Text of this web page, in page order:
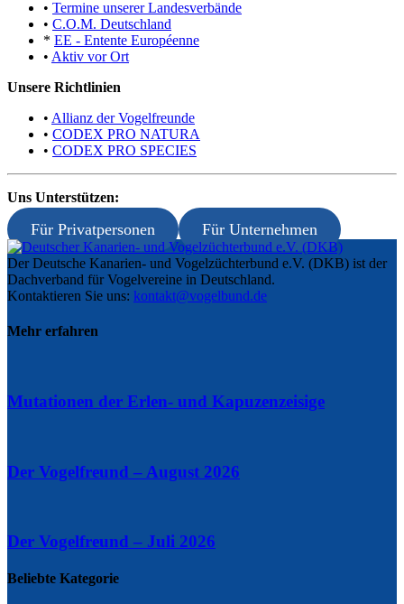
• Termine unserer Landesverbände
• C.O.M. Deutschland
* EE - Entente Européenne
• Aktiv vor Ort
Unsere Richtlinien
• Allianz der Vogelfreunde
• CODEX PRO NATURA
• CODEX PRO SPECIES
Uns Unterstützen:
Für Privatpersonen Für Unternehmen
Der Deutsche Kanarien- und Vogelzüchterbund e.V. (DKB) ist der
Dachverband für Vogelvereine in Deutschland.
Kontaktieren Sie uns: kontakt@vogelbund.de
Mehr erfahren
Mutationen der Erlen- und Kapuzenzeisige
Der Vogelfreund – August 2026
Der Vogelfreund – Juli 2026
Beliebte Kategorie